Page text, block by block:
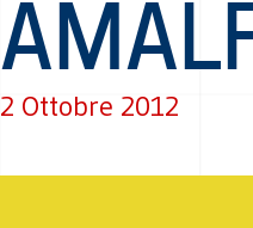
2 Ottobre 2012